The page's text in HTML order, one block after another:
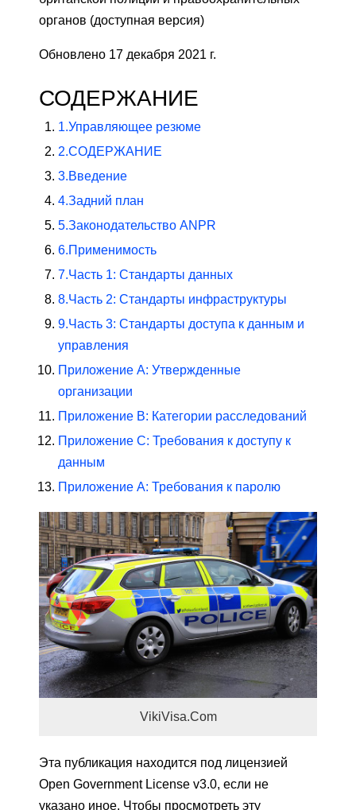
органов (доступная версия)
Обновлено 17 декабря 2021 г.
СОДЕРЖАНИЕ
1.Управляющее резюме
2.СОДЕРЖАНИЕ
3.Введение
4.Задний план
5.Законодательство ANPR
6.Применимость
7.Часть 1: Стандарты данных
8.Часть 2: Стандарты инфраструктуры
9.Часть 3: Стандарты доступа к данным и
управления
Приложение A: Утвержденные
организации
Приложение B: Категории расследований
Приложение C: Требования к доступу к
данным
Приложение A: Требования к паролю
VikiVisa.Com
Эта публикация находится под лицензией
Open Government License v3.0, если не
указано иное. Чтобы просмотреть эту